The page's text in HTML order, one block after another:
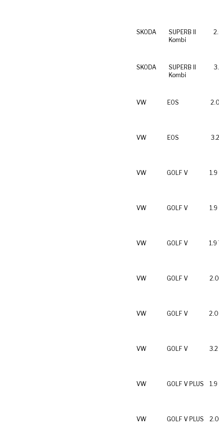
SKODA
SUPERB II
Kombi
SKODA
SUPERB II
Kombi
VW EOS
VW EOS
VW GOLF V 1.9
VW GOLF V 1.9
VW GOLF V 1.9
VW GOLF V
VW GOLF V
VW GOLF V
VW GOLF V PLUS 1.9
VW GOLF V PLUS